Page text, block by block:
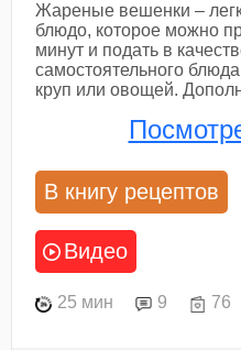
Жареные вешенки –
блюдо, которое можно
минут и подать в
самостоятельного
круп или овощей.
В книгу рецептов
Видео
25 мин 9 76